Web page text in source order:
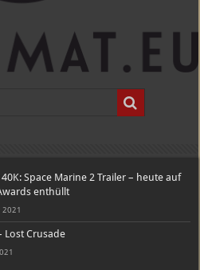
Space Marine 2 Trailer – heute auf
enthüllt
2021
Lost Crusade